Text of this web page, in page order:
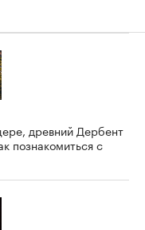
древний Дербент
познакомиться с